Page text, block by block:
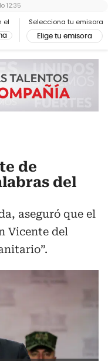
el Selecciona tu emisora
Elige tu emisora
12:35
de
del
aseguró que el
Vicente del